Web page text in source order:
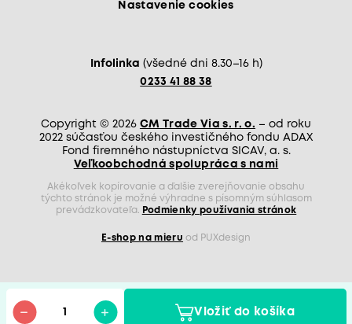
Vložiť do košíka
Nastavenie cookies
Infolinka (všedné dni 8.30–16 h)
0233 41 88 38
Copyright © 2026 CM Trade Via s. r. o. – od roku
2022 súčasťou českého investičného fondu ADAX
Fond firemného nástupníctva SICAV, a. s.
Veľkoobchodná spolupráca s nami
Akékoľvek kopírovanie a ďalšie zverejňovanie obsahu
týchto stránok je možné výhradne s písomným súhlasom
prevádzkovateľa.
Podmienky používania stránok
E-shop na mieru od PUXdesign